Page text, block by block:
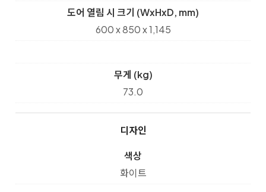
도어 열림 시 크기 (WxHxD, mm)
600 x 850 x 1,145
무게 (kg)
73.0
디자인
색상
화이트